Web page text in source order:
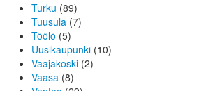
Turku (89)
Tuusula (7)
Töölö (5)
Uusikaupunki (10)
Vaajakoski (2)
Vaasa (8)